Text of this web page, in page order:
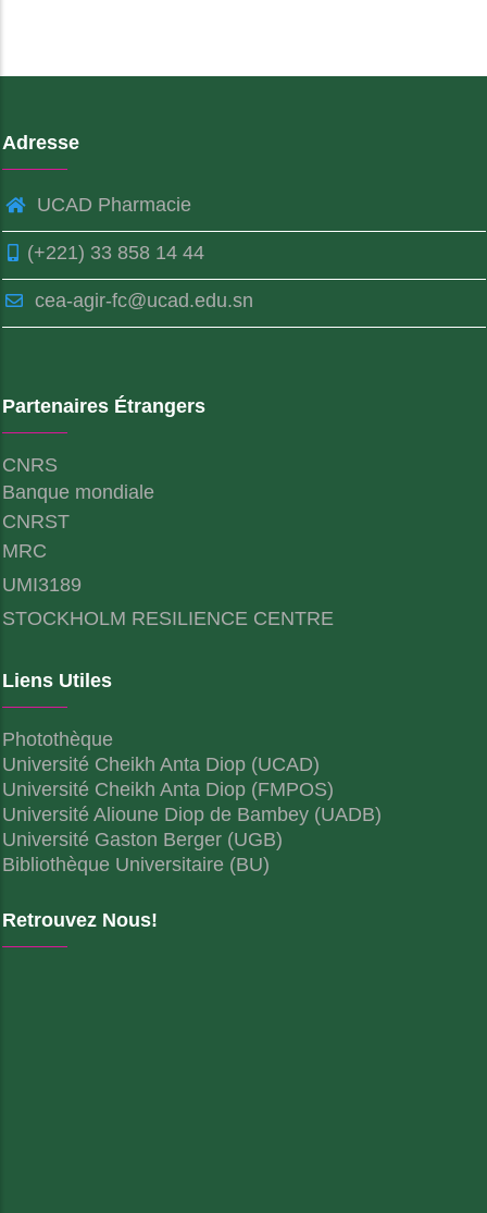
Adresse
UCAD Pharmacie
(+221) 33 858 14 44
cea-agir-fc@ucad.edu.sn
Partenaires Étrangers
CNRS
Banque mondiale
CNRST
MRC
UMI3189
STOCKHOLM RESILIENCE CENTRE
Liens Utiles
Photothèque
Université Cheikh Anta Diop (UCAD)
Université Cheikh Anta Diop (FMPOS)
Université Alioune Diop de Bambey (UADB)
Université Gaston Berger (UGB)
Bibliothèque Universitaire (BU)
Retrouvez Nous!